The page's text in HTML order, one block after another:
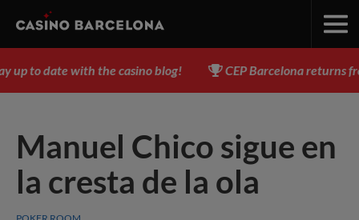
to date with the casino blog! CEP Barcelona returns
Manuel Chico sigue en
la cresta de la ola